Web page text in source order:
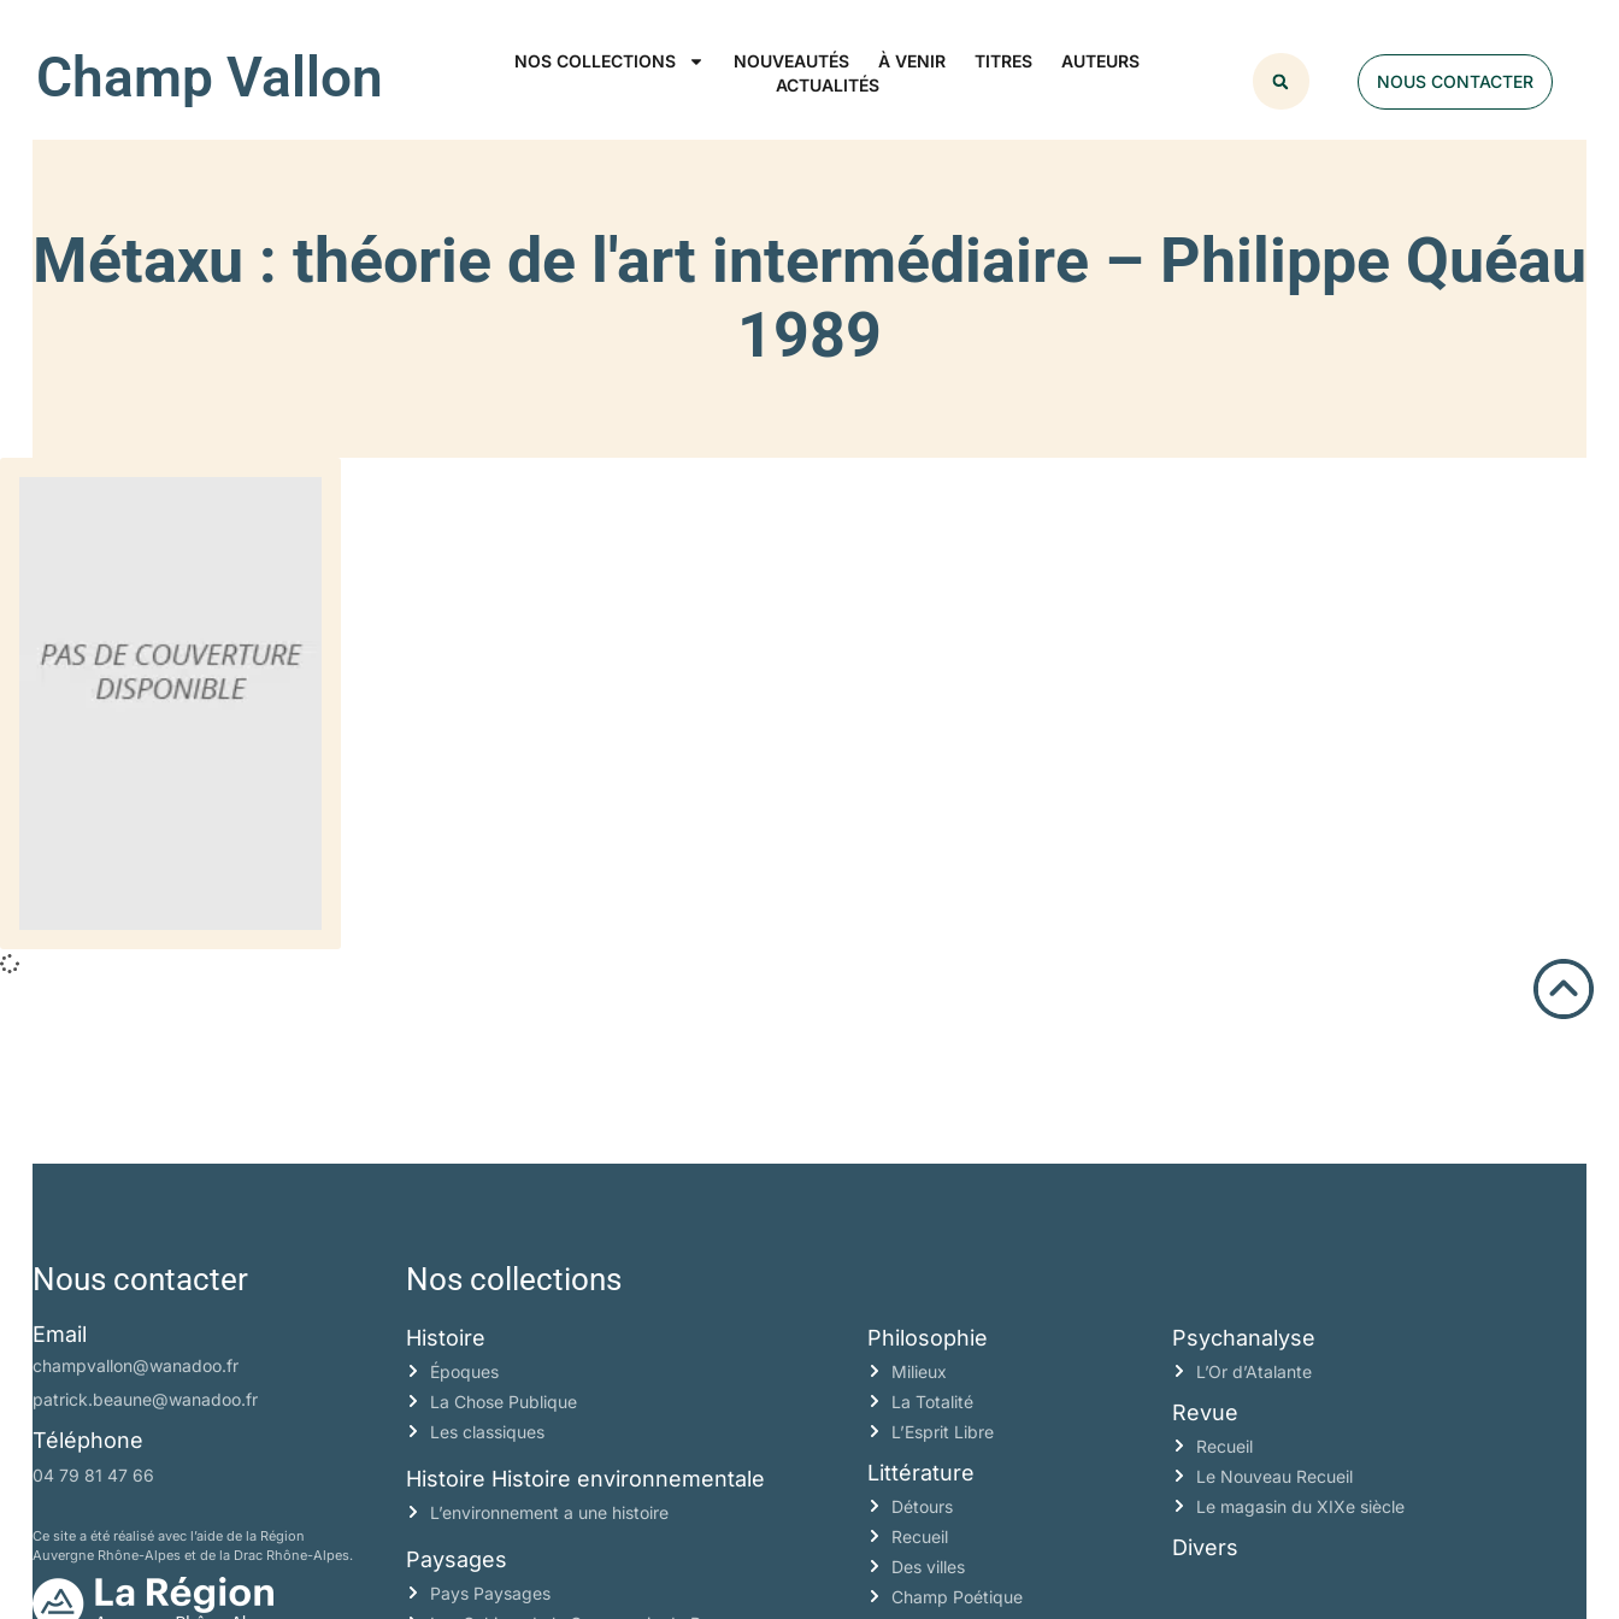
Champ Vallon NOS COLLECTIONS NOUVEAUTÉS À VENIR TITRES
AUTEURS
ACTUALITÉS
NOUS CONTACTER
Métaxu : théorie de l'art intermédiaire – Philippe Quéau
1989
Nous contacter
Email
champvallon@wanadoo.fr
patrick.beaune@wanadoo.fr
Téléphone
04 79 81 47 66
Ce site a été réalisé avec l’aide de la Région
Auvergne Rhône-Alpes et de la Drac Rhône-Alpes.
Nos collections
Histoire
Époques
La Chose Publique
Les classiques
Histoire Histoire environnementale
L’environnement a une histoire
Paysages
Pays Paysages
Philosophie
Milieux
La Totalité
L’Esprit Libre
Littérature
Détours
Recueil
Des villes
Champ Poétique
Psychanalyse
L’Or d’Atalante
Revue
Recueil
Le Nouveau Recueil
Le magasin du XIXe siècle
Divers